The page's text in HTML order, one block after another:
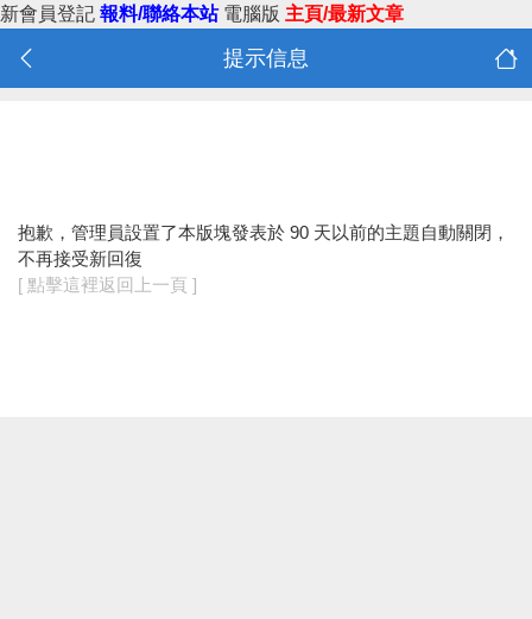
新會員登記 報料/聯絡本站 電腦版 主頁/最新文章
提示信息
抱歉，管理員設置了本版塊發表於 90 天以前的主題自動關閉，
不再接受新回復
[ 點擊這裡返回上一頁 ]